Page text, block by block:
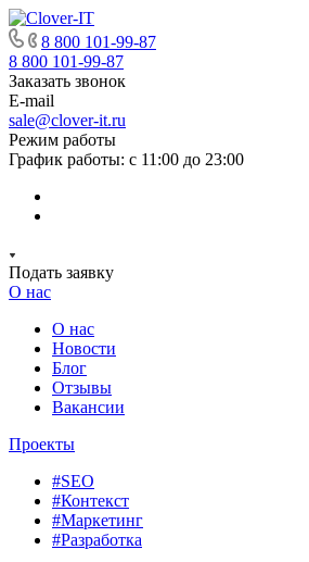
8 800 101-99-87
8 800 101-99-87
Заказать звонок
E-mail
sale@clover-it.ru
Режим работы
График работы: с 11:00 до 23:00
Подать заявку
О нас
О нас
Новости
Блог
Отзывы
Вакансии
Проекты
#SEO
#Контекст
#Маркетинг
#Разработка